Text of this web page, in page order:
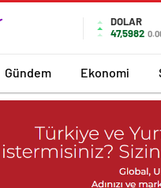
DOLAR
47,5982
Gündem Ekonomi